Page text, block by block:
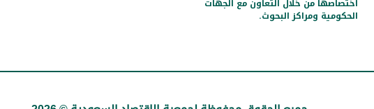
اختصاصها من خلال التعاون مع الجهات
الحكومية ومراكز البحوث.